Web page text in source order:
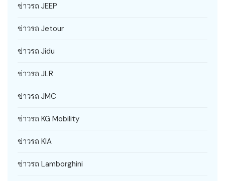
ข่าวรถ JEEP
ข่าวรถ Jetour
ข่าวรถ Jidu
ข่าวรถ JLR
ข่าวรถ JMC
ข่าวรถ KG Mobility
ข่าวรถ KIA
ข่าวรถ Lamborghini